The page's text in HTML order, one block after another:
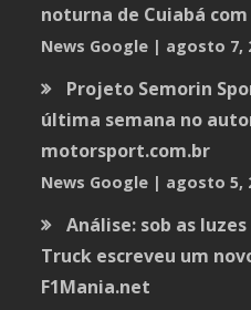
noturna de Cuiabá
News Google agosto 7,
Projeto Semorin
última semana no
motorsport.com.br
News Google agosto 5,
Análise: sob as
Truck escreveu um
F1Mania.net